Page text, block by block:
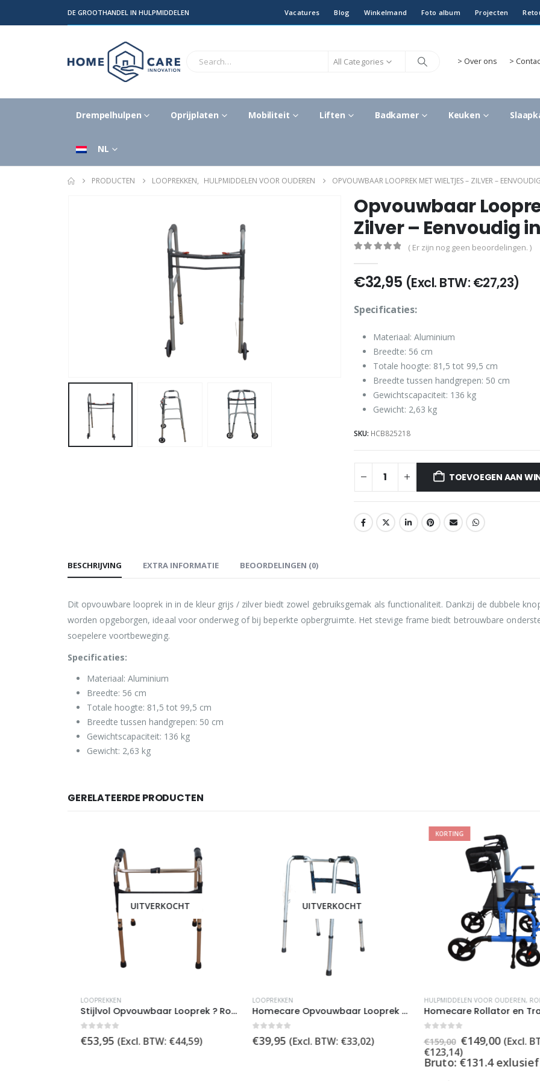
DE GROOTHANDEL IN HULPMIDDELEN Vacatures Blog Winkelmand Foto album Projecten
All Categories > Over ons >
Drempelhulpen Oprijplaten Mobiliteit Liften Badkamer Keuken
NL
PRODUCTEN LOOPREKKEN, HULPMIDDELEN VOOR OUDEREN OPVOUWBAAR LOOPREK MET WIELTJES – ZILVER –
Opvouwbaar
Zilver – Eenvoudig
( Er zijn nog geen beoordelingen. )
€32,95 (Excl. BTW: €27,23)
Specificaties:
Materiaal: Aluminium
Breedte: 56 cm
Totale hoogte: 81,5 tot 99,5 cm
Breedte tussen handgrepen: 50 cm
Gewichtscapaciteit: 136 kg
Gewicht: 2,63 kg
SKU: HCB825218
TOEVOEGEN AAN
BESCHRIJVING EXTRA INFORMATIE BEOORDELINGEN (0)
Dit opvouwbare looprek in in de kleur grijs / zilver biedt zowel gebruiksgemak als functionaliteit. Dankzij de dubbele
worden opgeborgen, ideaal voor onderweg of bij beperkte opbergruimte. Het stevige frame biedt betrouwbare
soepelere voortbeweging.
Specificaties:
Materiaal: Aluminium
Breedte: 56 cm
Totale hoogte: 81,5 tot 99,5 cm
Breedte tussen handgrepen: 50 cm
Gewichtscapaciteit: 136 kg
Gewicht: 2,63 kg
GERELATEERDE PRODUCTEN
UITVERKOCHT
LOOPREKKEN
Stijlvol Opvouwbaar Looprek ? Ros? Goud ? In Hoogte Verstelbaar ? Draagkracht tot 136 kg
53,95 (Excl. BTW:€44,59)
UITVERKOCHT
LOOPREKKEN
Homecare Opvouwbaar Looprek ? In Hoogte verstelbaar en Tot 136 kg – Compact en Handig voor Dagelijks Gebruik
39,95 (Excl. BTW:€33,02)
KORTING
HULPMIDDELEN VOOR OUDEREN,
159,00 Oorspronkelijke
prijs
was:
€149,00Huidige
prijs
is:
(Excl. BTW:
123,14)
Bruto: €131.4 exlusief